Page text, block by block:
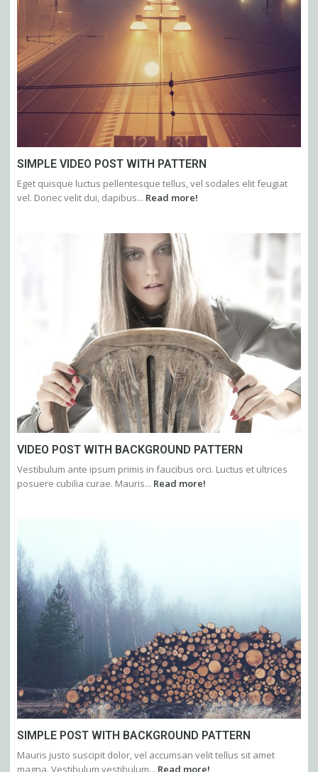
SIMPLE VIDEO POST WITH PATTERN
Eget quisque luctus pellentesque tellus, vel sodales elit feugiat
vel. Donec velit dui, dapibus... Read more!
VIDEO POST WITH BACKGROUND PATTERN
Vestibulum ante ipsum primis in faucibus orci. Luctus et ultrices
posuere cubilia curae. Mauris... Read more!
SIMPLE POST WITH BACKGROUND PATTERN
Mauris justo suscipit dolor, vel accumsan velit tellus sit amet
magna. Vestibulum vestibulum... Read more!